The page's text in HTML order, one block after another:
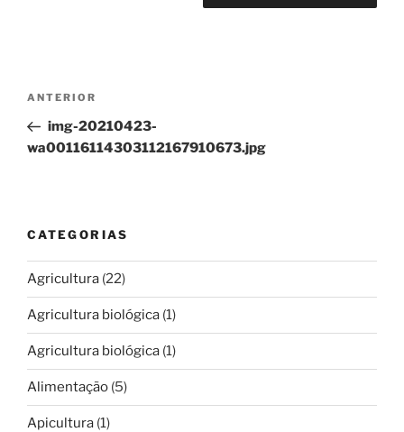
Navegação
artigos
Conteúdo
anterior
ANTERIOR
img-20210423-
wa00116114303112167910673.jpg
CATEGORIAS
Agricultura (22)
Agricultura biológica (1)
Agricultura biológica (1)
Alimentação (5)
Apicultura (1)